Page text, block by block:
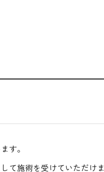
す。
て施術を受けていただけま